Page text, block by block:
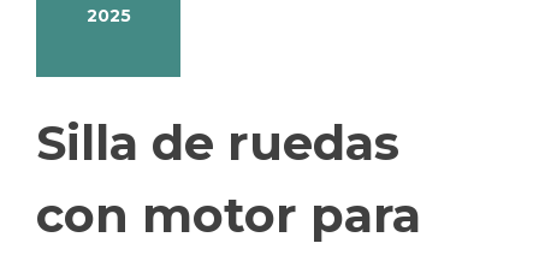
2025
Silla de ruedas
con motor para